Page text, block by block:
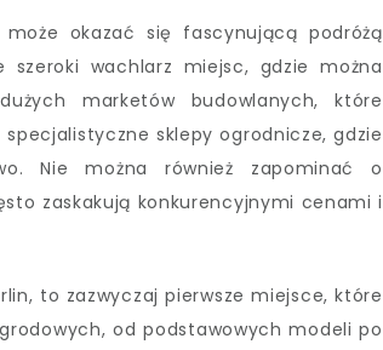
okazać się fascynującą podróżą
wachlarz miejsc, gdzie można
marketów budowlanych, które
sklepy ogrodnicze, gdzie
Nie można również zapominać o
zaskakują konkurencyjnymi cenami i
to zazwyczaj pierwsze miejsce, które
od podstawowych modeli po